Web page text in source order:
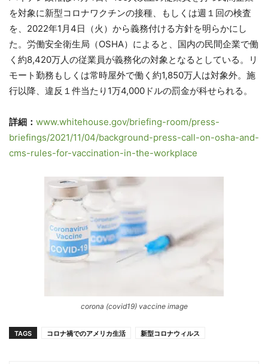
を対象に新型コロナワクチンの接種、もしくは週１回の検査
を、2022年1月4日（火）から義務付ける方針を明らかにし
た。労働安全衛生局（OSHA）によると、国内の民間企業で働
く約8,420万人の従業員が義務化の対象となるとしている。リ
モート勤務もしくは常時屋外で働く約1,850万人は対象外。施
行以降、違反１件当たり1万4,000ドルの罰金が科せられる。
詳細： www.whitehouse.gov/briefing-room/press-
briefings/2021/11/04/background-press-call-on-osha-and-
cms-rules-for-vaccination-in-the-workplace
corona (covid19) vaccine image
TAGS コロナ禍でのアメリカ生活 新型コロナウィルス